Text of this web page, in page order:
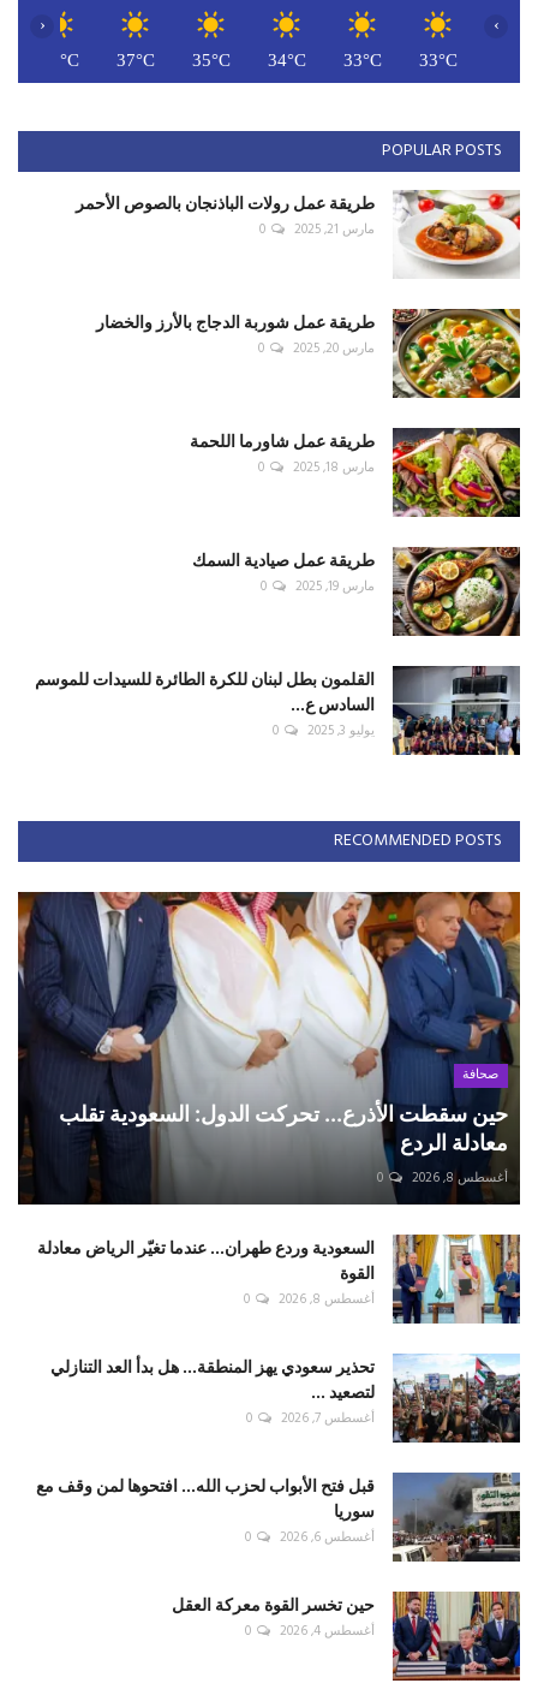
33°C
33°C
34°C
35°C
37°C
38°C
‹ ›
POPULAR POSTS
طريقة عمل رولات الباذنجان بالصوص الأحمر
مارس 21, 2025 0
طريقة عمل شوربة الدجاج بالأرز والخضار
مارس 20, 2025 0
طريقة عمل شاورما اللحمة
مارس 18, 2025 0
طريقة عمل صيادية السمك
مارس 19, 2025 0
القلمون بطل لبنان للكرة الطائرة للسيدات للموسم
السادس ع...
يوليو 3, 2025 0
RECOMMENDED POSTS
صحافة
حين سقطت الأذرع... تحركت الدول: السعودية تقلب
معادلة الردع
أغسطس 8, 2026 0
السعودية وردع طهران... عندما تغيّر الرياض معادلة
القوة
أغسطس 8, 2026 0
تحذير سعودي يهز المنطقة... هل بدأ العد التنازلي
لتصعيد ...
أغسطس 7, 2026 0
قبل فتح الأبواب لحزب الله... افتحوها لمن وقف مع
سوريا
أغسطس 6, 2026 0
حين تخسر القوة معركة العقل
أغسطس 4, 2026 0